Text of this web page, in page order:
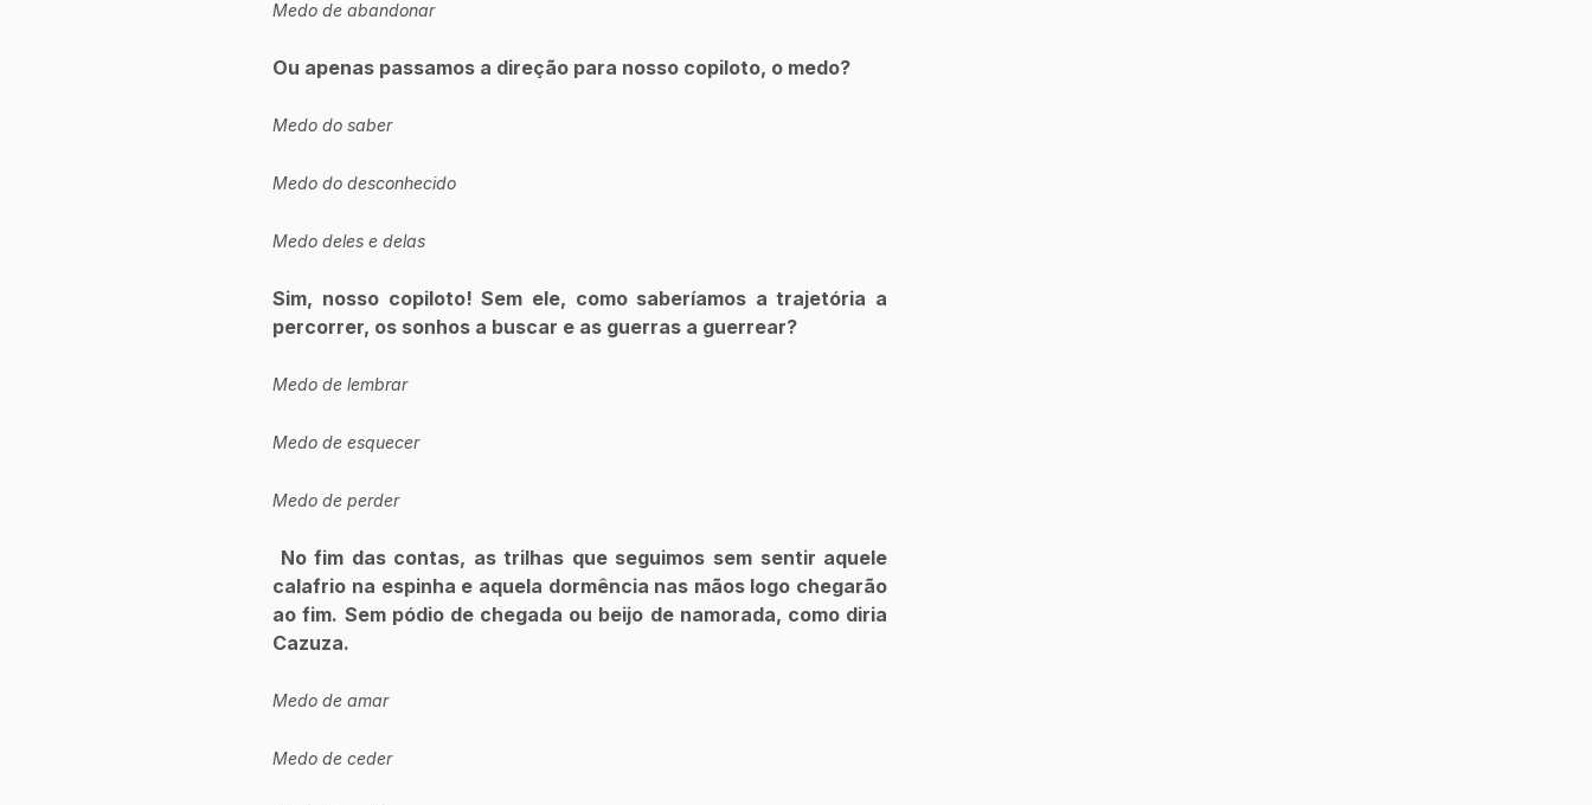
Medo de abandonar
Ou apenas passamos a direção para nosso copiloto, o medo?
Medo do saber
Medo do desconhecido
Medo deles e delas
Sim, nosso copiloto! Sem ele, como saberíamos a trajetória a
percorrer, os sonhos a buscar e as guerras a guerrear?
Medo de lembrar
Medo de esquecer
Medo de perder
calafrio na espinha e aquela dormência nas mãos logo chegarão
ao fim. Sem pódio de chegada ou beijo de namorada, como diria
Cazuza.
Medo de amar
Medo de ceder